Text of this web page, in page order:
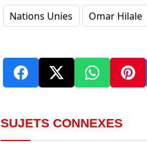
Nations Unies Omar Hilale
SUJETS CONNEXES